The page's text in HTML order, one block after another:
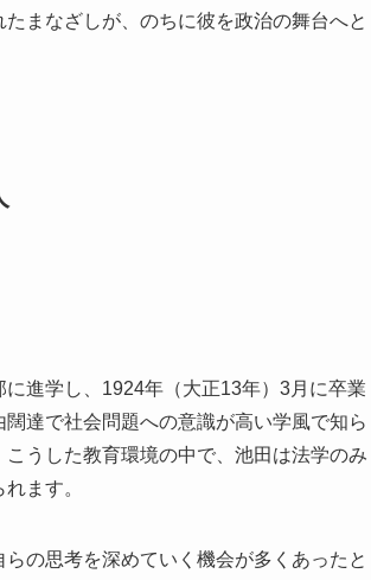
まなざしが、のちに彼を政治の舞台へと
進学し、1924年（大正13年）3月に卒業
達で社会問題への意識が高い学風で知ら
うした教育環境の中で、池田は法学のみ
ます。
の思考を深めていく機会が多くあったと